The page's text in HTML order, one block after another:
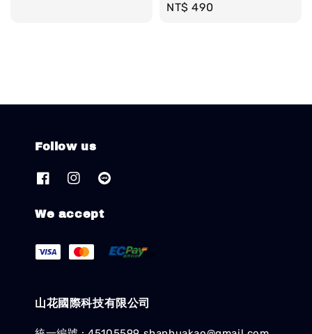
Regular
NT$ 490
Follow us
We accept
山花國際科技有限公司